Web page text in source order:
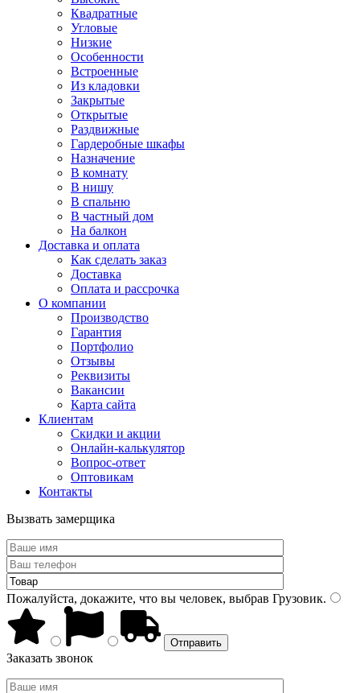
Квадратные
Угловые
Низкие
Особенности
Встроенные
Из кладовки
Закрытые
Открытые
Раздвижные
Гардеробные шкафы
Назначение
В комнату
В нишу
В спальню
В частный дом
На балкон
Доставка и оплата
Как сделать заказ
Доставка
Оплата и рассрочка
О компании
Производство
Гарантия
Портфолио
Отзывы
Реквизиты
Вакансии
Карта сайта
Клиентам
Скидки и акции
Онлайн-калькулятор
Вопрос-ответ
Оптовикам
Контакты
Вызвать замерщика
Пожалуйста, докажите, что вы человек, выбрав Грузовик.
Заказать звонок